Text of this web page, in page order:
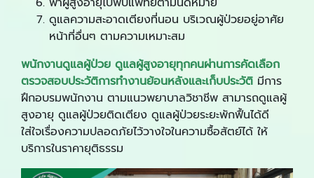
ดูแลความสะอาดเตียงที่นอน บริเวณผู้ป่วยอยู่อาศัย
หน้าที่อื่นๆ ตามความเหมาะสม
พนักงานดูแลผู้ป่วย ดูแลผู้สูงอายุทุกคนผ่านการคัดเลือก
ตรวจสอบประวัติการทำงานย้อนหลังและเก็บประวัติ มีการ
ฝึกอบรมพนักงาน ตามแนวพยาบาลวิชาชีพ สามารถดูแลผู้
สูงอายุ ดูแลผู้ป่วยติดเตียง ดูแลผู้ป่วยระยะพักฟื้นได้ดี
ใส่ใจเรื่องความปลอดภัยไว้วางใจในความซื้อสัตย์ได้ ให้
บริการในราคายุติธรรม